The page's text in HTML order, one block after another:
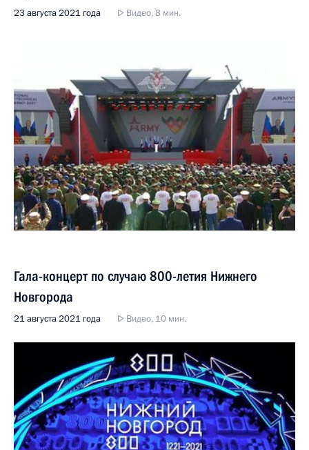
23 августа 2021 года Видео, 8 мин.
Гала-концерт по случаю 800-летия Нижнего
Новгорода
21 августа 2021 года Видео, 10 мин.